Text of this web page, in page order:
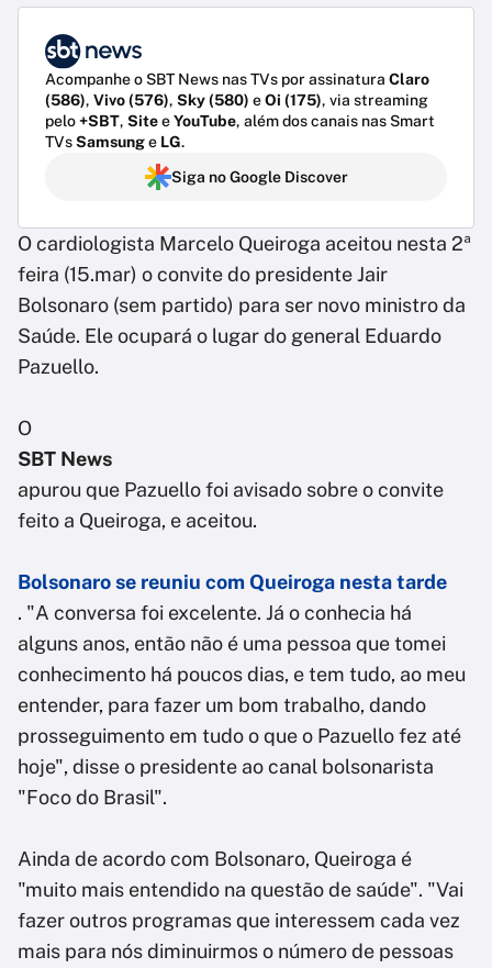
Acompanhe o SBT News nas TVs por assinatura Claro
(586), Vivo (576), Sky (580) eOi (175), via streaming
pelo+SBT, SiteeYouTube, além dos canais nas Smart
TVsSamsunge LG.
Siga no Google Discover
O cardiologista Marcelo Queiroga aceitou nesta 2ª
feira (15.mar) o convite do presidente Jair
Bolsonaro (sem partido) para ser novo ministro da
Saúde. Ele ocupará o lugar do general Eduardo
Pazuello.
O
SBT News
apurou que Pazuello foi avisado sobre o convite
feito a Queiroga, e aceitou.
Bolsonaro se reuniu com Queiroga nesta tarde
. "A conversa foi excelente. Já o conhecia há
alguns anos, então não é uma pessoa que tomei
conhecimento há poucos dias, e tem tudo, ao meu
entender, para fazer um bom trabalho, dando
prosseguimento em tudo o que o Pazuello fez até
hoje", disse o presidente ao canal bolsonarista
"Foco do Brasil".
Ainda de acordo com Bolsonaro, Queiroga é
"muito mais entendido na questão de saúde". "Vai
fazer outros programas que interessem cada vez
mais para nós diminuirmos o número de pessoas